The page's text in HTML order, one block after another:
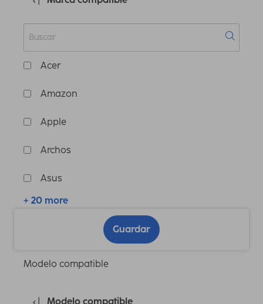
Acer
Amazon
Apple
Archos
Asus
+ 20 more
Guardar
Modelo compatible
Modelo compatible